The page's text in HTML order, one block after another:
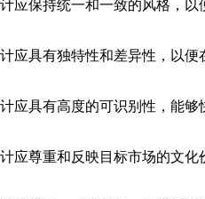
应保持统一和一致的风格，
应具有独特性和差异性，以
应具有高度的可识别性，能
应尊重和反映目标市场的文